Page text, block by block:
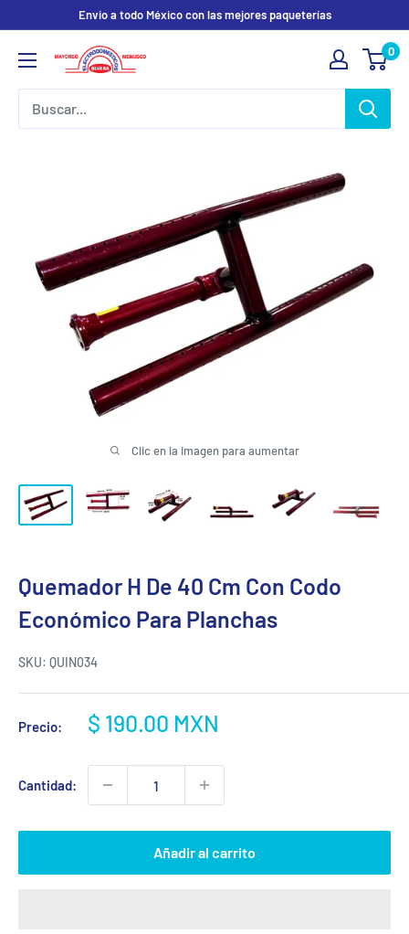
contenido
Envio a todo México con las mejores paqueterías
Electrodomesticos
0
Clic en la imagen para aumentar
Quemador H De 40 Cm Con Codo
Económico Para Planchas
SKU: QUIN034
Precio:
Precio
venta
$ 190.00 MXN
Cantidad:
Añadir al carrito